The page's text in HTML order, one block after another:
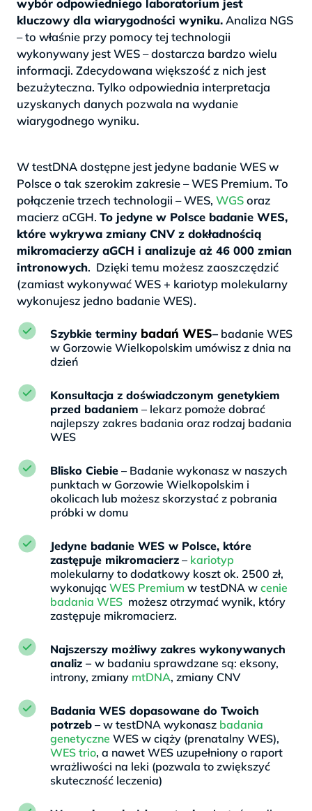
wybór odpowiedniego laboratorium jest
kluczowy dla wiarygodności wyniku.Analiza NGS
– to właśnie przy pomocy tej technologii
wykonywany jest WES – dostarcza bardzo wielu
informacji. Zdecydowana większość z nich jest
bezużyteczna. Tylko odpowiednia interpretacja
uzyskanych danych pozwala na wydanie
wiarygodnego wyniku.
W testDNA dostępne jest jedyne badanie WES w
Polsce o tak szerokim zakresie – WES Premium. To
połączenie trzech technologii – WES, WGSoraz
macierz aCGH. To jedyne w Polsce badanie WES,
które wykrywa zmiany CNV z dokładnością
mikromacierzy aGCH i analizuje aż 46 000 zmian
intronowych. Dzięki temu możesz zaoszczędzić
(zamiast wykonywać WES + kariotyp molekularny
wykonujesz jedno badanie WES).
Szybkie terminy badań WES– badanie WES
w Gorzowie Wielkopolskim umówisz z dnia na
dzień
Konsultacja z doświadczonym genetykiem
przed badaniem – lekarz pomoże dobrać
najlepszy zakres badania oraz rodzaj badania
WES
Blisko Ciebie – Badanie wykonasz w naszych
punktach w Gorzowie Wielkopolskim i
okolicach lub możesz skorzystać z pobrania
próbki w domu
Jedyne badanie WES w Polsce, które
zastępuje mikromacierz – kariotyp
molekularny to dodatkowy koszt ok. 2500 zł,
wykonując WES Premium w testDNA w cenie
badania WES możesz otrzymać wynik, który
zastępuje mikromacierz.
Najszerszy możliwy zakres wykonywanych
analiz – w badaniu sprawdzane są: eksony,
introny, zmiany mtDNA, zmiany CNV
Badania WES dopasowane do Twoich
potrzeb – w testDNA wykonasz badania
genetyczne WES w ciąży (prenatalny WES),
WES trio, a nawet WES uzupełniony o raport
wrażliwości na leki (pozwala to zwiększyć
skuteczność leczenia)